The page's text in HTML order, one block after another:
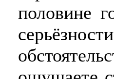
половине